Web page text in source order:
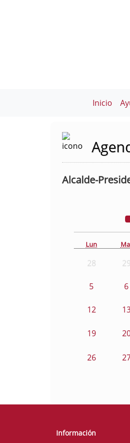
Inicio
Alcalde-
Lun
28 29
5 6
12
19
26
Información